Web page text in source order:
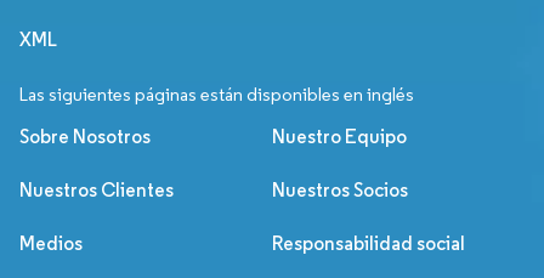
XML
Las siguientes páginas están disponibles en inglés
Sobre Nosotros Nuestro Equipo
Nuestros Clientes Nuestros Socios
Medios Responsabilidad social